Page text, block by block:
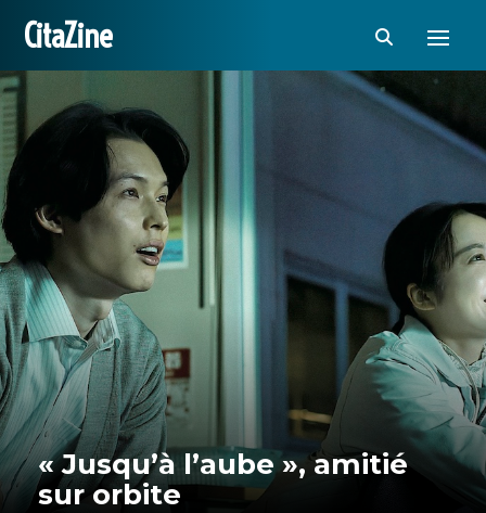
CitaZine
« Jusqu’à l’aube », amitié
sur orbite